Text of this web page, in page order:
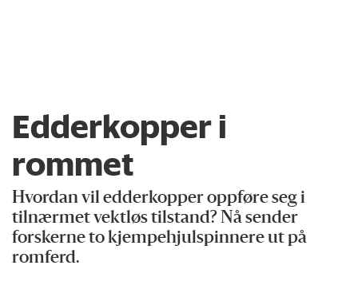
Edderkopper i
rommet
Hvordan vil edderkopper oppføre seg i
tilnærmet vektløs tilstand? Nå sender
forskerne to kjempehjulspinnere ut på
romferd.